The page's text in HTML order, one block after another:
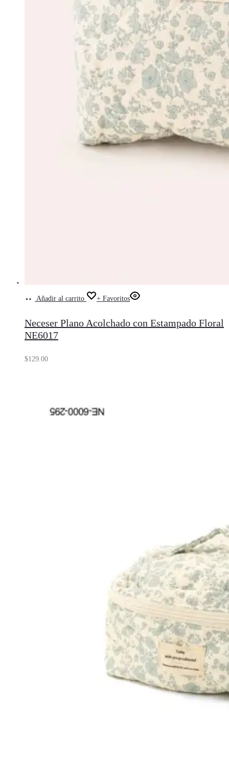
Añadir al carrito + Favoritos
Neceser Plano Acolchado con Estampado Floral
NE6017
$129.00